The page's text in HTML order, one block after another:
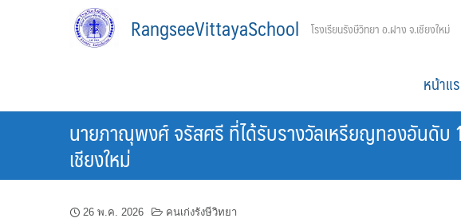
RangseeVittayaSchool โรงเรียนรังษีวิทยา อ.ฝาง จ.เชียงใหม่
หน้าแ
นายภาณุพงศ์ จรัสศรี ที่ได้รับรางวัลเหรียญทองอันดับ
เชียงใหม่
26 พ.ค. 2026 คนเก่งรังษีวิทยา